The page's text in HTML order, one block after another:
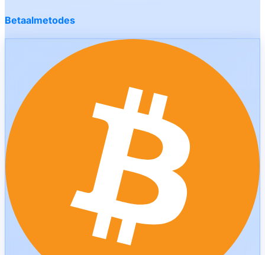
Betaalmetodes